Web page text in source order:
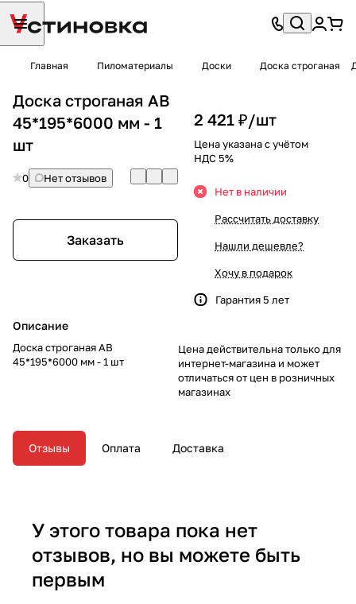
Главная Пиломатериалы Доски Доска строганая
Доска строганая AB
45*195*6000 мм - 1
шт
0 Нет отзывов
Заказать
Описание
Доска строганая AB
45*195*6000 мм - 1 шт
2 421 ₽/шт
Цена указана с учётом
НДС 5%
Нет в наличии
Рассчитать доставку
Нашли дешевле?
Хочу в подарок
Гарантия 5 лет
Цена действительна только для
интернет-магазина и может
отличаться от цен в розничных
магазинах
Отзывы Оплата Доставка
У этого товара пока нет
отзывов, но вы можете быть
первым